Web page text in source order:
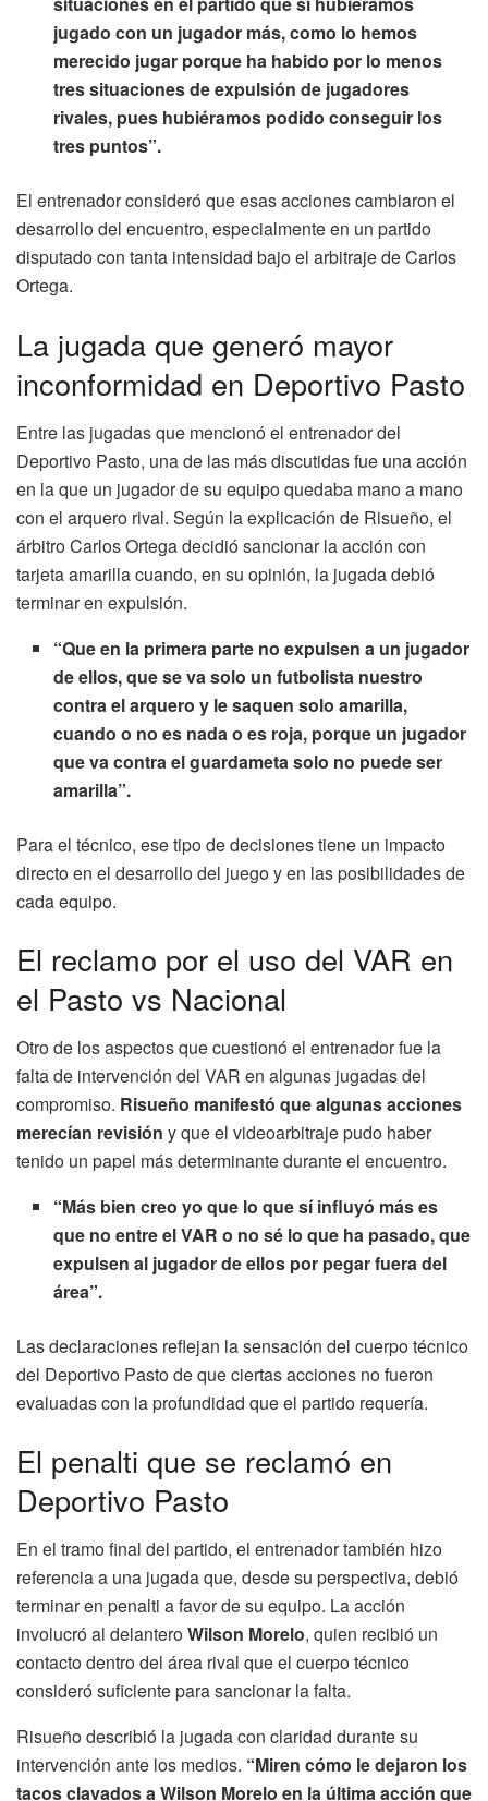
jugado con un jugador más, como lo hemos
merecido jugar porque ha habido por lo menos
tres situaciones de expulsión de jugadores
rivales, pues hubiéramos podido conseguir los
tres puntos”.
El entrenador consideró que esas acciones cambiaron el
desarrollo del encuentro, especialmente en un partido
disputado con tanta intensidad bajo el arbitraje de Carlos
Ortega.
La jugada que generó mayor
inconformidad en Deportivo Pasto
Entre las jugadas que mencionó el entrenador del
Deportivo Pasto, una de las más discutidas fue una acción
en la que un jugador de su equipo quedaba mano a mano
con el arquero rival. Según la explicación de Risueño, el
árbitro Carlos Ortega decidió sancionar la acción con
tarjeta amarilla cuando, en su opinión, la jugada debió
terminar en expulsión.
“Que en la primera parte no expulsen a un jugador
de ellos, que se va solo un futbolista nuestro
contra el arquero y le saquen solo amarilla,
cuando o no es nada o es roja, porque un jugador
que va contra el guardameta solo no puede ser
amarilla”.
Para el técnico, ese tipo de decisiones tiene un impacto
directo en el desarrollo del juego y en las posibilidades de
cada equipo.
El reclamo por el uso del VAR en
el Pasto vs Nacional
Otro de los aspectos que cuestionó el entrenador fue la
falta de intervención del VAR en algunas jugadas del
compromiso. Risueño manifestó que algunas acciones
merecían revisión y que el videoarbitraje pudo haber
tenido un papel más determinante durante el encuentro.
“Más bien creo yo que lo que sí influyó más es
que no entre el VAR o no sé lo que ha pasado, que
expulsen al jugador de ellos por pegar fuera del
área”.
Las declaraciones reflejan la sensación del cuerpo técnico
del Deportivo Pasto de que ciertas acciones no fueron
evaluadas con la profundidad que el partido requería.
El penalti que se reclamó en
Deportivo Pasto
En el tramo final del partido, el entrenador también hizo
referencia a una jugada que, desde su perspectiva, debió
terminar en penalti a favor de su equipo. La acción
involucró al delanteroWilson Morelo, quien recibió un
contacto dentro del área rival que el cuerpo técnico
consideró suficiente para sancionar la falta.
Risueño describió la jugada con claridad durante su
intervención ante los medios. “Miren cómo le dejaron los
tacos clavados a Wilson Morelo en la última acción que